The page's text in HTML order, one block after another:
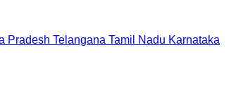
Pradesh Telangana Tamil Nadu Karnataka